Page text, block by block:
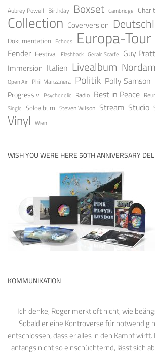
Aubrey Powell Birthday Boxset Cambridge
Collection Coverversion
Dokumentation Echoes Europa-Tour
Fender Festival Flashback Gerald Scarfe Guy Pratt
Immersion Italien Livealbum
Open Air Phil Manzanera Politik Polly Samson
Progressiv Psychedelic Radio Rest in Peace
Single Soloalbum Steven Wilson Stream Studio
Vinyl Wien
WISH YOU WERE HERE 50TH ANNIVERSARY
KOMMUNIKATION
Ich denke, Roger merkt oft nicht, wie
Sobald er eine Kontroverse für notwendig
entschlossen, dass er alles in den Kampf
anfangs nicht so einschüchternd, lässt sich